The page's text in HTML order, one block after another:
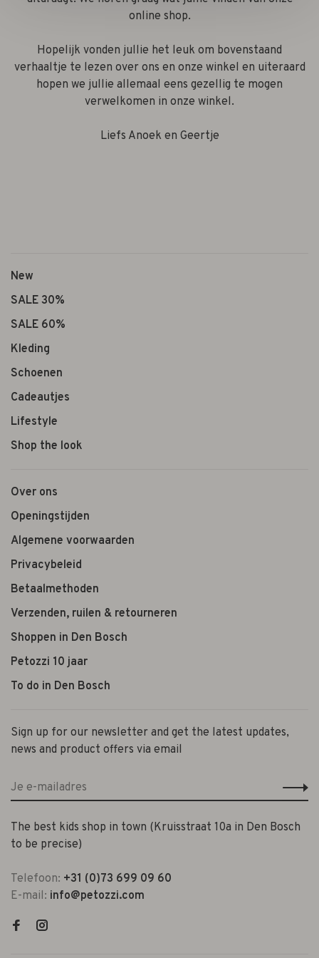
online shop.
Hopelijk vonden jullie het leuk om bovenstaand
verhaaltje te lezen over ons en onze winkel en uiteraard
hopen we jullie allemaal eens gezellig te mogen
verwelkomen in onze winkel.
Liefs Anoek en Geertje
New
SALE 30%
SALE 60%
Kleding
Schoenen
Cadeautjes
Lifestyle
Shop the look
Over ons
Openingstijden
Algemene voorwaarden
Privacybeleid
Betaalmethoden
Verzenden, ruilen & retourneren
Shoppen in Den Bosch
Petozzi 10 jaar
To do in Den Bosch
Sign up for our newsletter and get the latest updates,
news and product offers via email
The best kids shop in town (Kruisstraat 10a in Den Bosch
to be precise)
Telefoon: +31 (0)73 699 09 60
E-mail: info@petozzi.com